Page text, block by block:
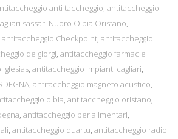
anti taccheggio, antitaccheggio
sassari Nuoro Olbia Oristano,
antitaccheggio Checkpoint, antitaccheggio
de giorgi, antitaccheggio farmacie
, antitaccheggio impianti cagliari,
, antitaccheggio magneto acustico,
olbia, antitaccheggio oristano,
, antitaccheggio per alimentari,
, antitaccheggio quartu, antitaccheggio radio